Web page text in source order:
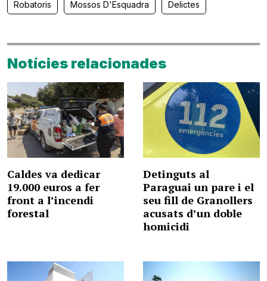
Robatoris Mossos D'Esquadra Delictes
Notícies relacionades
Caldes va dedicar
19.000 euros a fer
front a l’incendi
forestal
Detinguts al
Paraguai un pare i el
seu fill de Granollers
acusats d’un doble
homicidi